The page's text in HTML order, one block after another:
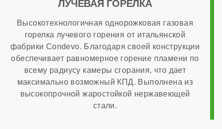
Диаметр газового патрубка
1/2 дюйма
Напряжение электропитания
ЛУЧЕВАЯ ГОРЕЛКА
Высокотехнологичная однорожковая газовая
горелка лучевого горения от итальянской
фабрики Condevo. Благодаря своей конструкции
обеспечивает равномерное горение пламени по
всему радиусу камеры сгорания, что дает
максимально возможный КПД. Выполнена из
высокопрочной жаростойкой нержавеющей
стали.